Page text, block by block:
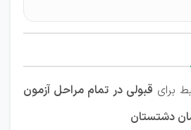
برای قبولی در تمام مراحل آزمون
دشتستان